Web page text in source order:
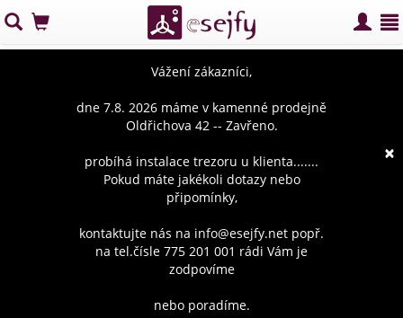
×
Vážení zákazníci,
dne 7.8. 2026 máme v kamenné prodejně
Oldřichova 42 -- Zavřeno.
probíhá instalace trezoru u klienta.......
Pokud máte jakékoli dotazy nebo
připomínky,
kontaktujte nás na info@esejfy.net popř.
na tel.čísle 775 201 001 rádi Vám je
zodpovíme
nebo poradíme.